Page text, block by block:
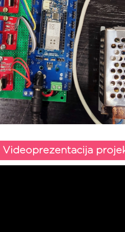
Videoprezentacija